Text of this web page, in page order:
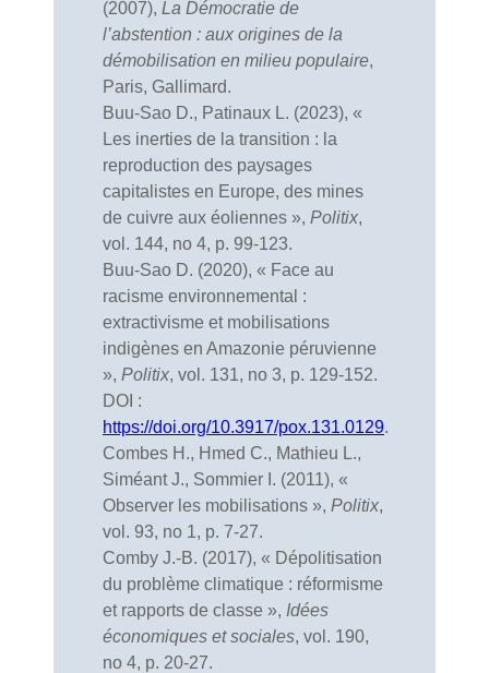
(2007), La Démocratie de
l’abstention : aux origines de la
démobilisation en milieu populaire,
Paris, Gallimard.
Buu-Sao D., Patinaux L. (2023), «
Les inerties de la transition : la
reproduction des paysages
capitalistes en Europe, des mines
de cuivre aux éoliennes », Politix,
vol. 144, no 4, p. 99-123.
Buu-Sao D. (2020), « Face au
racisme environnemental :
extractivisme et mobilisations
indigènes en Amazonie péruvienne
», Politix, vol. 131, no 3, p. 129-152.
DOI :
https://doi.org/10.3917/pox.131.0129.
Combes H., Hmed C., Mathieu L.,
Siméant J., Sommier I. (2011), «
Observer les mobilisations », Politix,
vol. 93, no 1, p. 7-27.
Comby J.-B. (2017), « Dépolitisation
du problème climatique : réformisme
et rapports de classe », Idées
économiques et sociales, vol. 190,
no 4, p. 20-27.